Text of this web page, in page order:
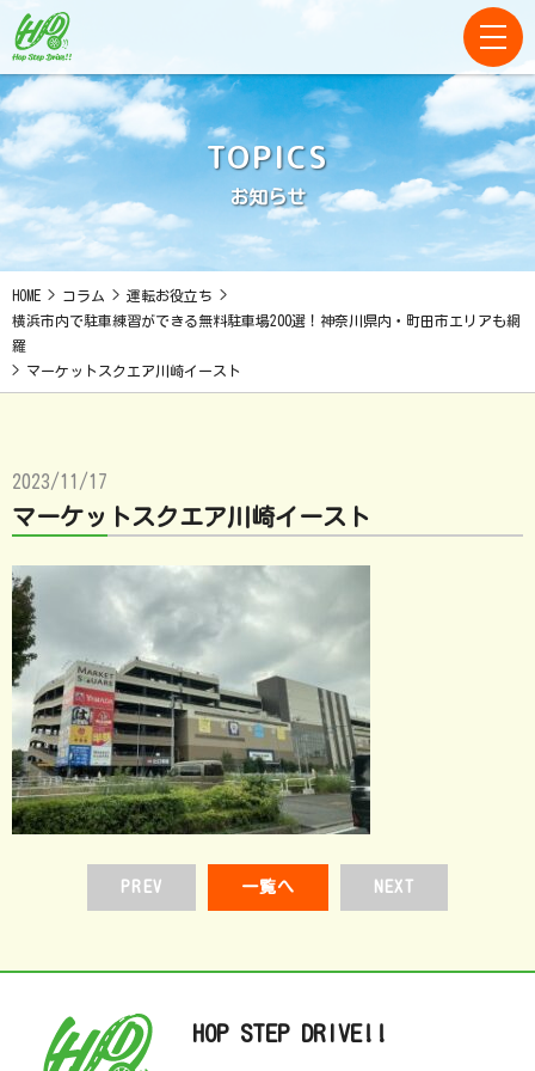
TOPICS
お知らせ
HOME > コラム > 運転お役立ち >
横浜市内で駐車練習ができる無料駐車場200選！神奈川県内・町田市エリアも網
羅
> マーケットスクエア川崎イースト
2023/11/17
マーケットスクエア川崎イースト
PREV 一覧へ NEXT
HOP STEP DRIVE!!